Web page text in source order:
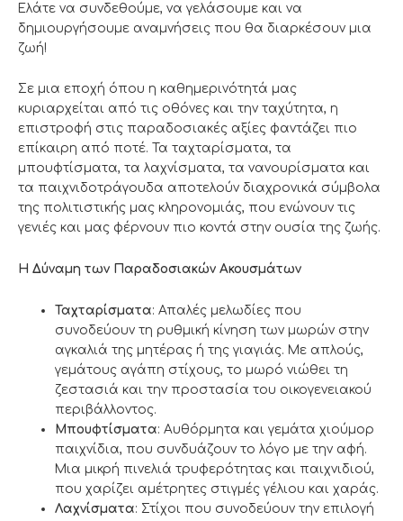
Ελάτε να συνδεθούμε, να γελάσουμε και να
δημιουργήσουμε αναμνήσεις που θα διαρκέσουν μια
ζωή!
Σε μια εποχή όπου η καθημερινότητά μας
κυριαρχείται από τις οθόνες και την ταχύτητα, η
επιστροφή στις παραδοσιακές αξίες φαντάζει πιο
επίκαιρη από ποτέ. Τα ταχταρίσματα, τα
μπουφτίσματα, τα λαχνίσματα, τα νανουρίσματα και
τα παιχνιδοτράγουδα αποτελούν διαχρονικά σύμβολα
της πολιτιστικής μας κληρονομιάς, που ενώνουν τις
γενιές και μας φέρνουν πιο κοντά στην ουσία της ζωής.
Η Δύναμη των Παραδοσιακών Ακουσμάτων
Ταχταρίσματα: Απαλές μελωδίες που
συνοδεύουν τη ρυθμική κίνηση των μωρών στην
αγκαλιά της μητέρας ή της γιαγιάς. Με απλούς,
γεμάτους αγάπη στίχους, το μωρό νιώθει τη
ζεστασιά και την προστασία του οικογενειακού
περιβάλλοντος.
Μπουφτίσματα: Αυθόρμητα και γεμάτα χιούμορ
παιχνίδια, που συνδυάζουν το λόγο με την αφή.
Μια μικρή πινελιά τρυφερότητας και παιχνιδιού,
που χαρίζει αμέτρητες στιγμές γέλιου και χαράς.
Λαχνίσματα: Στίχοι που συνοδεύουν την επιλογή